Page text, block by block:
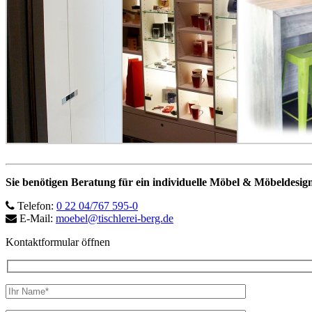
Sie benötigen Beratung für ein individuelle Möbel &
Telefon: 0 22 04/767 595-0
E-Mail: moebel@tischlerei-berg.de
Kontaktformular öffnen